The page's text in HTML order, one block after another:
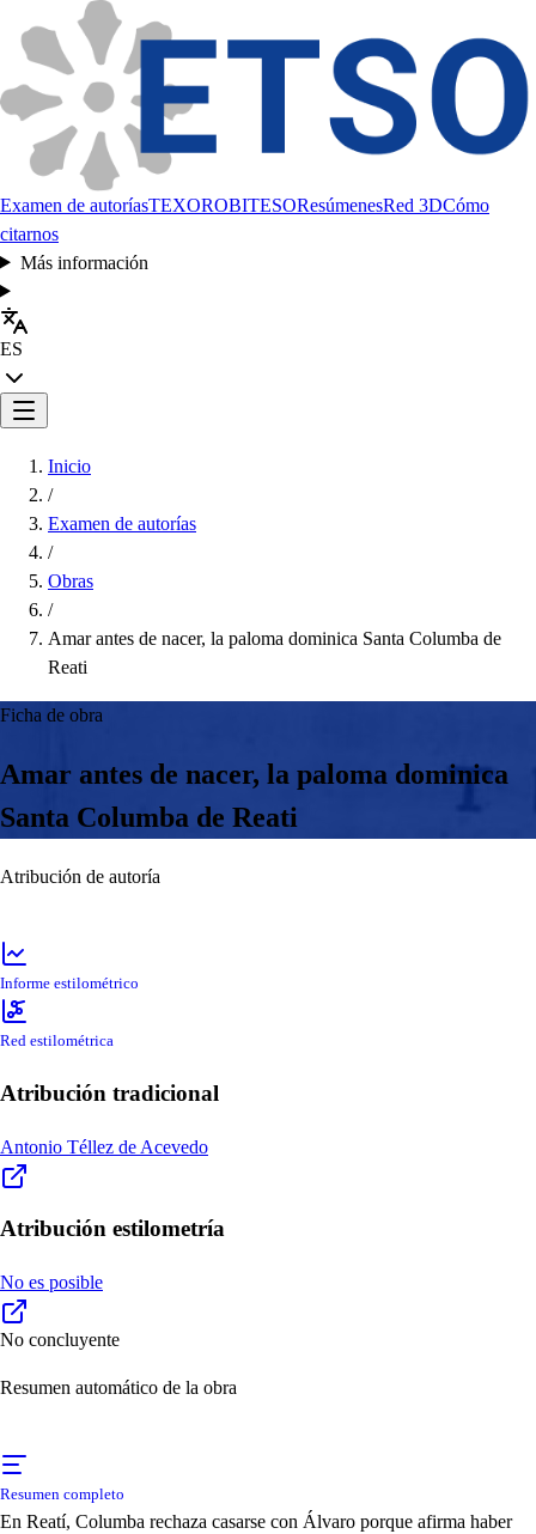
Examen de autoríasTEXOROBITESOResúmenesRed 3DCómo
citarnos
Más información
ES
Inicio
/
Examen de autorías
/
Obras
/
Amar antes de nacer, la paloma dominica Santa Columba de
Reati
Ficha de obra
Amar antes de nacer, la paloma dominica
Santa Columba de Reati
Atribución de autoría
Informe estilométrico
Red estilométrica
Atribución tradicional
Antonio Téllez de Acevedo
Atribución estilometría
No es posible
No concluyente
Resumen automático de la obra
Resumen completo
En Reatí, Columba rechaza casarse con Álvaro porque afirma haber